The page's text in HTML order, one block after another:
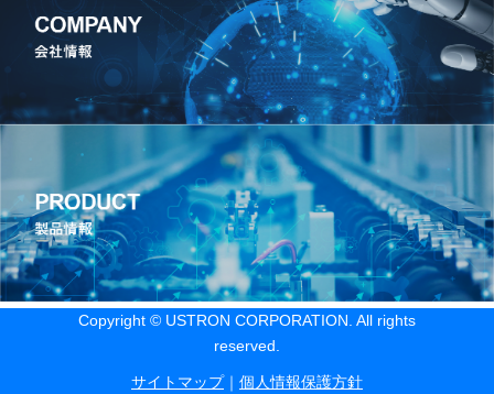
Copyright © USTRON CORPORATION. All rights
reserved.
サイトマップ｜ 個人情報保護方針